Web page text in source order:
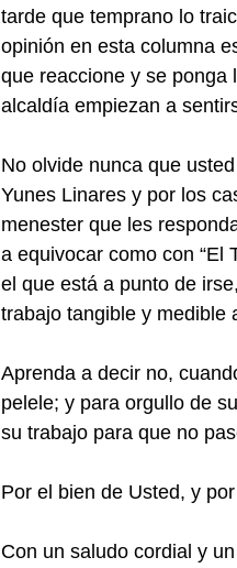
tarde que temprano lo
opinión en esta columna
que reaccione y se ponga
alcaldía empiezan a
No olvide nunca que
Yunes Linares y por los
menester que les
a equivocar como con “El
el que está a punto de
trabajo tangible y medible
Aprenda a decir no,
pelele; y para orgullo de
su trabajo para que no
Por el bien de Usted, y
Con un saludo cordial y